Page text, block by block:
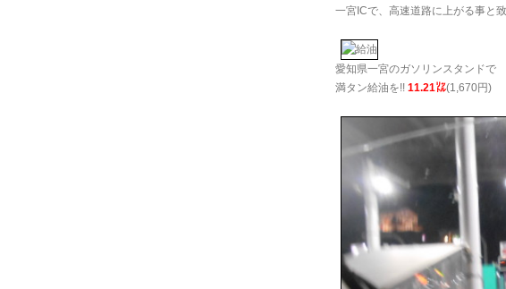
一宮ICで、高速道路に上がる事と致
愛知県一宮のガソリンスタンドで
満タン給油を!! 11.21㍑(1,670円)